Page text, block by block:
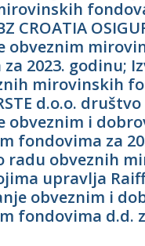
CROATIA
obveznim
2023. godinu;
mirovinskih
d.o.o. društvo
obveznim i
fondovima za
radu obveznih
upravlja
obveznim i
fondovima d.d.